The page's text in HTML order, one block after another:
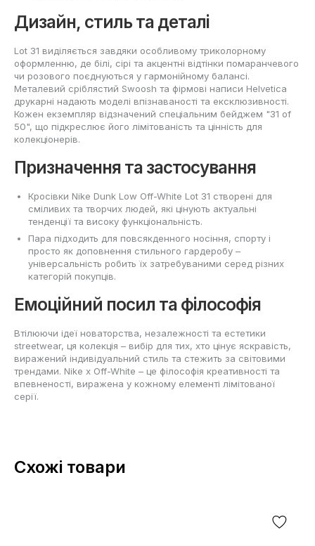
Дизайн, стиль та деталі
Lot 31 виділяється завдяки особливому триколорному
оформленню, де білі, сірі та акцентні відтінки помаранчевого
чи розового поєднуються у гармонійному балансі.
Металевий сріблястий Swoosh та фірмові написи Helvetica
друкарні надають моделі впізнаваності та ексклюзивності.
Кожен екземпляр відзначений спеціальним бейджем "31 of
50", що підкреслює його лімітованість та цінність для
колекціонерів.
Призначення та застосування
Кросівки Nike Dunk Low Off-White Lot 31 створені для
сміливих та творчих людей, які цінують актуальні
тенденції та високу функціональність.
Пара підходить для повсякденного носіння, спорту і
просто як доповнення стильного гардеробу –
універсальність робить їх затребуваними серед різних
категорій покупців.
Емоційний посил та філософія
Втілюючи ідеї новаторства, незалежності та естетики
streetwear, ця колекція – вибір для тих, хто цінує яскравість,
виражений індивідуальний стиль та стежить за світовими
трендами. Nike x Off-White – це філософія креативності та
впевненості, виражена у кожному елементі лімітованої
серії.
Схожі товари